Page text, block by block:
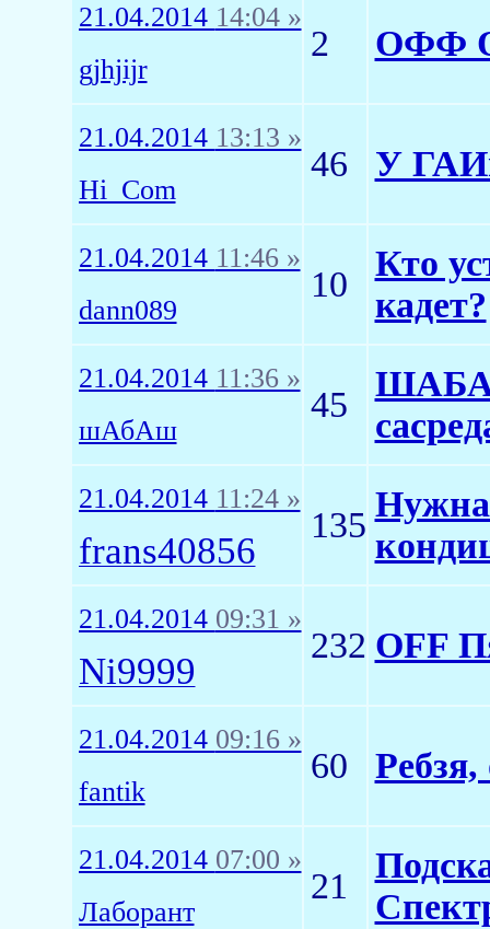
21.04.2014 14:04 »
gjhjijr
2 ОФФ
21.04.2014 13:13 »
Hi_Com
46 У
21.04.2014 11:46 »
dann089
10
Кто
кадет?
21.04.2014 11:36 »
шАбАш
45
21.04.2014 11:24 »
frans40856
135
21.04.2014 09:31 »
Ni9999
232 OFF
21.04.2014 09:16 »
fantik
60
21.04.2014 07:00 »
Лаборант
21